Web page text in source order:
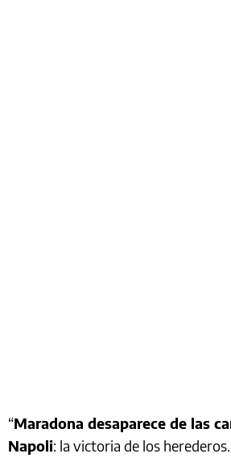
“Maradona desaparece de las
Napoli: la victoria de los